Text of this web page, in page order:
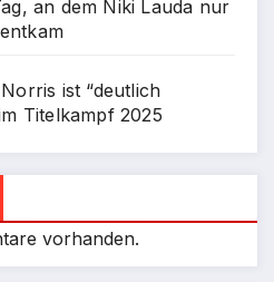
an dem Niki Lauda nur
ist “deutlich
Titelkampf 2025
vorhanden.